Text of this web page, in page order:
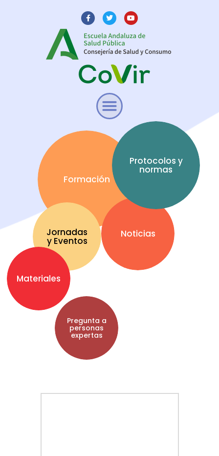
Formación
Protocolos y
normas
Materiales
Jornadas
y Eventos
Noticias
Pregunta a
personas
expertas